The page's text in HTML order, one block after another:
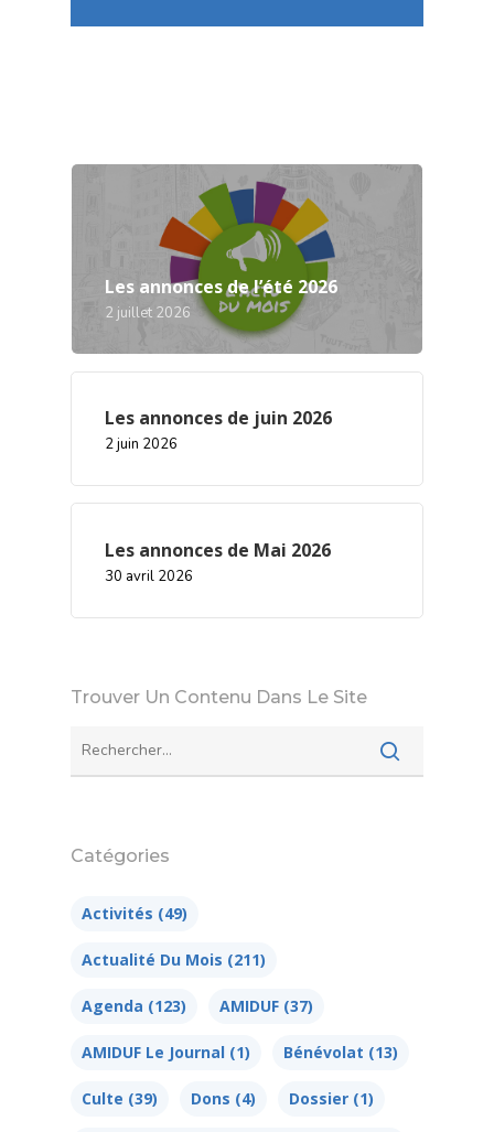
Les annonces de l’été 2026
2 juillet 2026
Les annonces de juin 2026
2 juin 2026
Les annonces de Mai 2026
30 avril 2026
Trouver Un Contenu Dans Le Site
Catégories
Activités (49)
Actualité Du Mois (211)
Agenda (123) AMIDUF (37)
AMIDUF Le Journal (1) Bénévolat (13)
Culte (39) Dons (4) Dossier (1)